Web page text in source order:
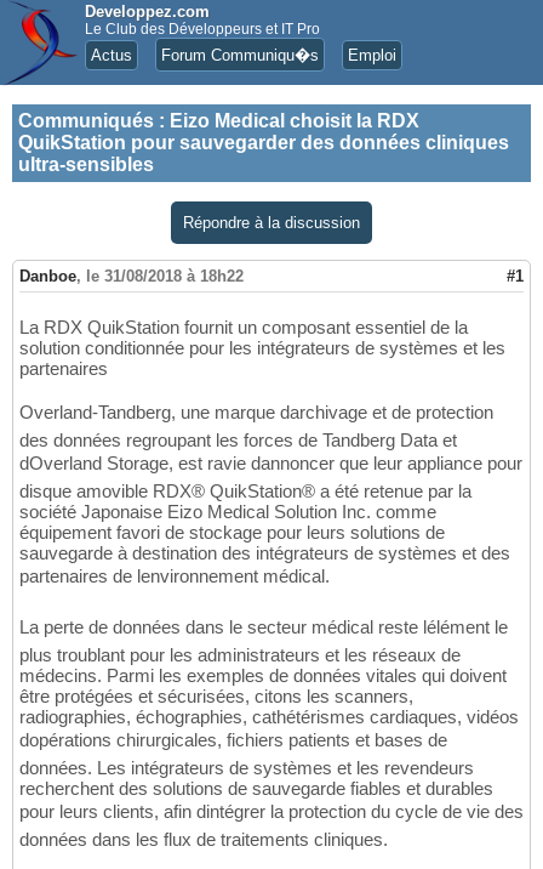
Developpez.com
Le Club des Développeurs et IT Pro
Actus Forum Communiqu�s Emploi
Communiqués : Eizo Medical choisit la RDX
QuikStation pour sauvegarder des données cliniques
ultra-sensibles
Répondre à la discussion
Danboe, le 31/08/2018 à 18h22 #1
La RDX QuikStation fournit un composant essentiel de la
solution conditionnée pour les intégrateurs de systèmes et les
partenaires
Overland-Tandberg, une marque darchivage et de protection
des données regroupant les forces de Tandberg Data et
dOverland Storage, est ravie dannoncer que leur appliance pour
disque amovible RDX® QuikStation® a été retenue par la
société Japonaise Eizo Medical Solution Inc. comme
équipement favori de stockage pour leurs solutions de
sauvegarde à destination des intégrateurs de systèmes et des
partenaires de lenvironnement médical.
La perte de données dans le secteur médical reste lélément le
plus troublant pour les administrateurs et les réseaux de
médecins. Parmi les exemples de données vitales qui doivent
être protégées et sécurisées, citons les scanners,
radiographies, échographies, cathétérismes cardiaques, vidéos
dopérations chirurgicales, fichiers patients et bases de
données. Les intégrateurs de systèmes et les revendeurs
recherchent des solutions de sauvegarde fiables et durables
pour leurs clients, afin dintégrer la protection du cycle de vie des
données dans les flux de traitements cliniques.